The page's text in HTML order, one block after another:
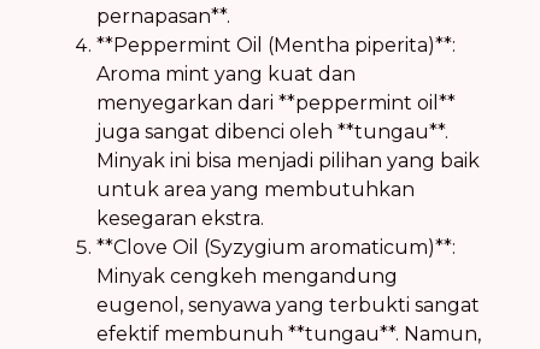
pernapasan**.
**Peppermint Oil (Mentha piperita)**:
Aroma mint yang kuat dan
menyegarkan dari **peppermint oil**
juga sangat dibenci oleh **tungau**.
Minyak ini bisa menjadi pilihan yang baik
untuk area yang membutuhkan
kesegaran ekstra.
**Clove Oil (Syzygium aromaticum)**:
Minyak cengkeh mengandung
eugenol, senyawa yang terbukti sangat
efektif membunuh **tungau**. Namun,